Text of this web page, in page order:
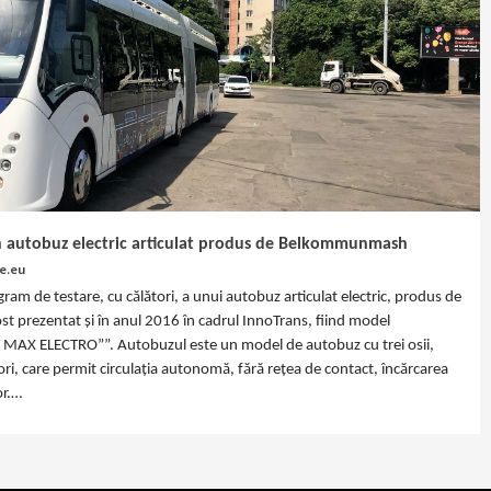
autobuz electric articulat produs de Belkommunmash
de testare, cu călători, a unui autobuz articulat electric, produs de
prezentat și în anul 2016 în cadrul InnoTrans, fiind model
ELECTRO””. Autobuzul este un model de autobuz cu trei osii,
care permit circulația autonomă, fără rețea de contact, încărcarea